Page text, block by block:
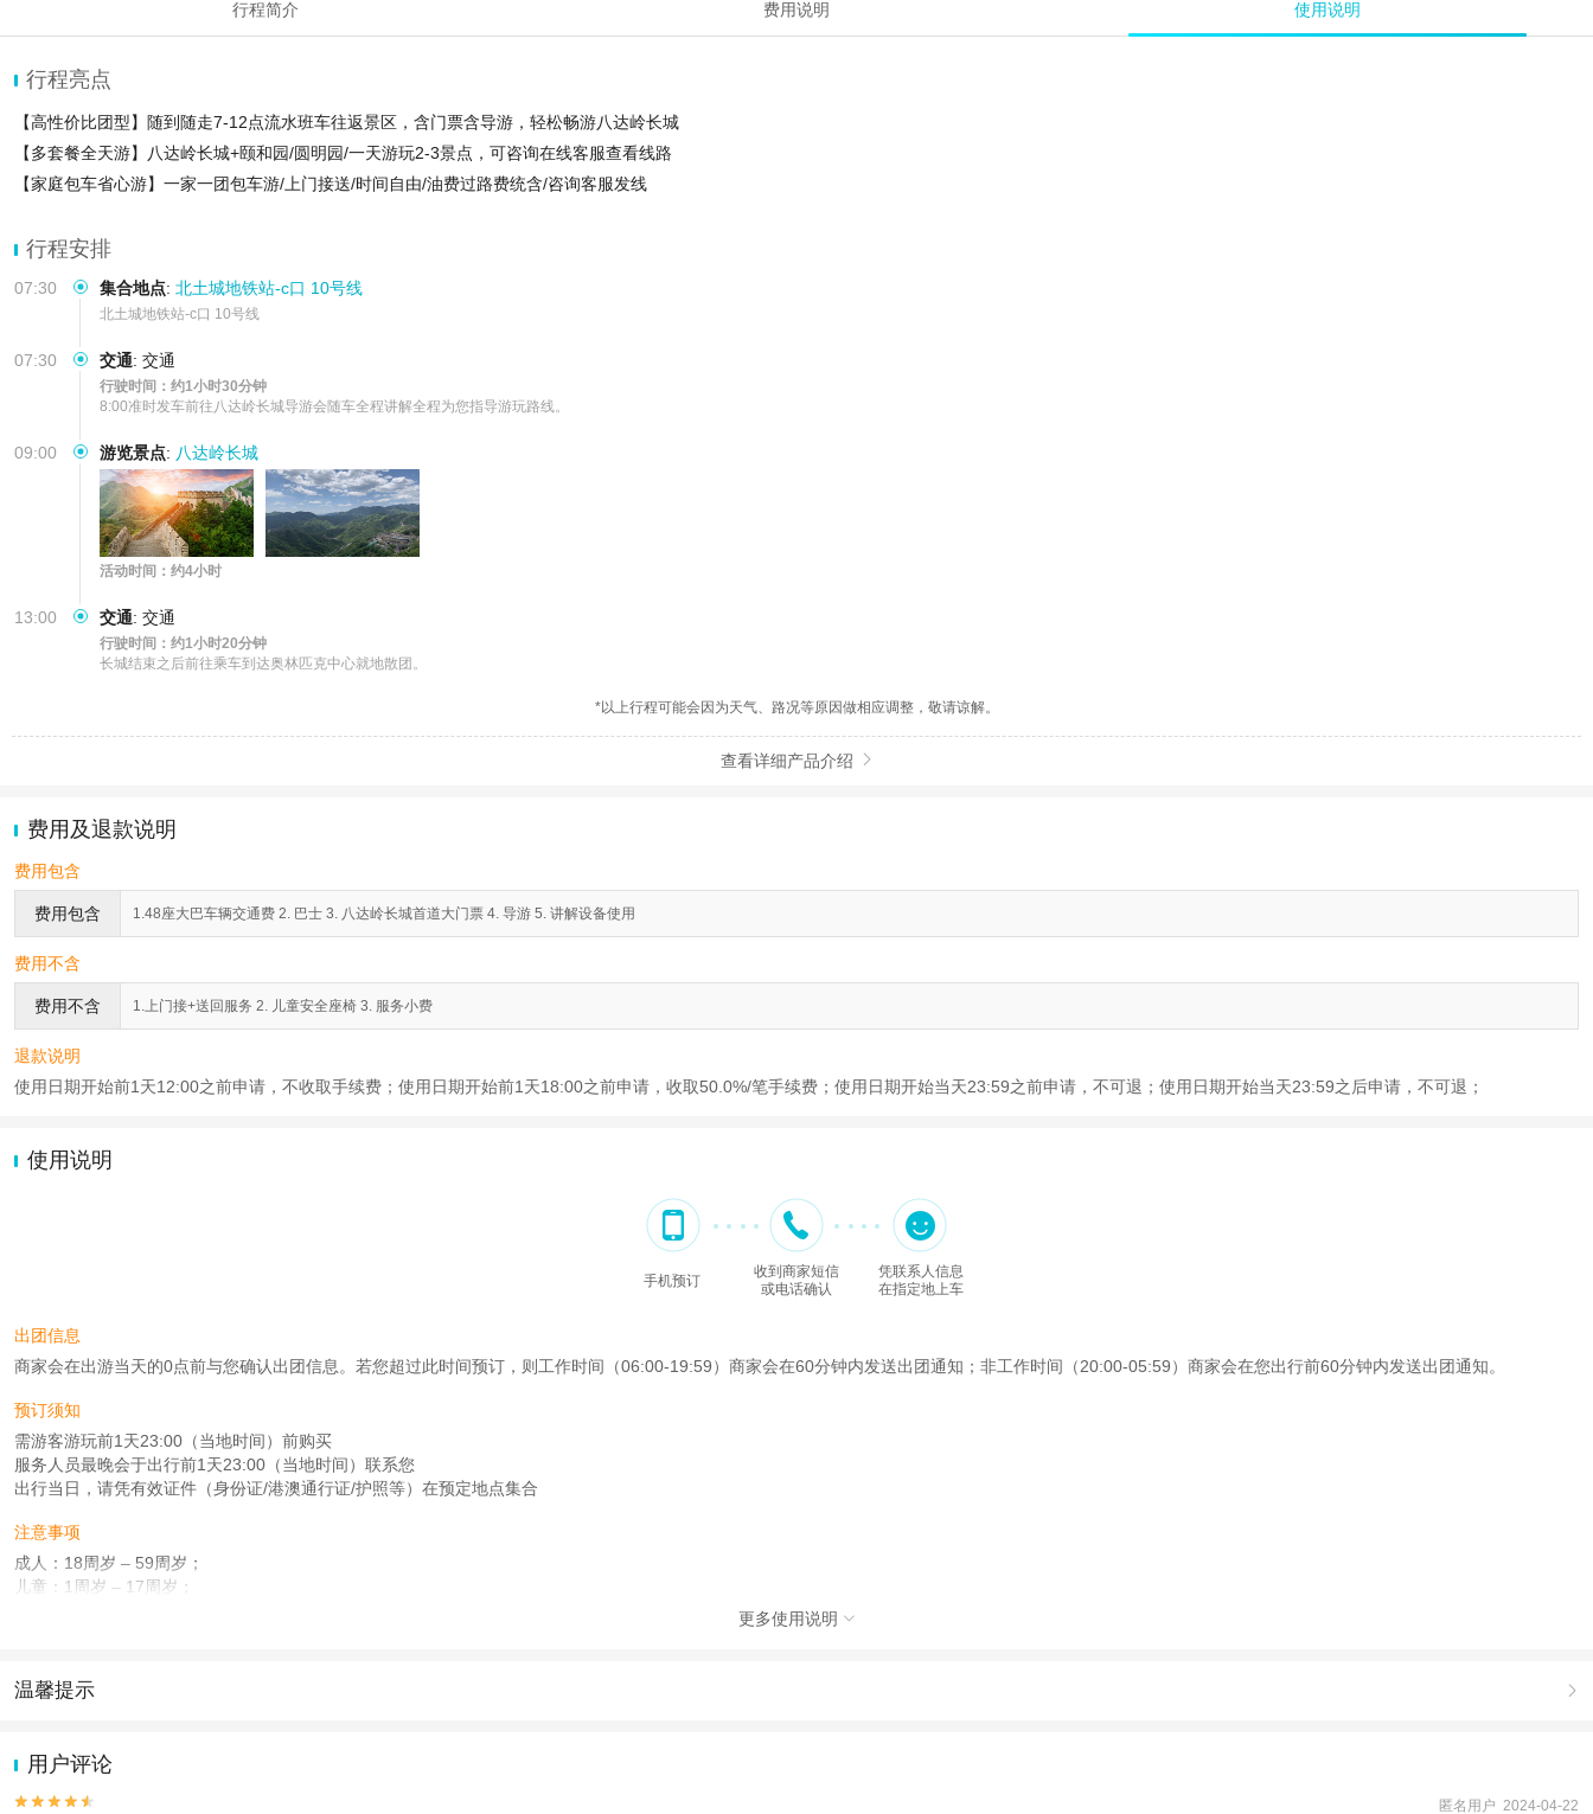
行程简介 费用说明 使用说明
行程亮点
【高性价比团型】随到随走7-12点流水班车往返景区，含门票含导游，轻松畅游八达岭长城
【多套餐全天游】八达岭长城+颐和园/圆明园/一天游玩2-3景点，可咨询在线客服查看线路
【家庭包车省心游】一家一团包车游/上门接送/时间自由/油费过路费统含/咨询客服发线
行程安排
07:30 集合地点: 北土城地铁站-c口 10号线
北土城地铁站-c口 10号线
07:30 交通: 交通
行驶时间：约1小时30分钟
8:00准时发车前往八达岭长城导游会随车全程讲解全程为您指导游玩路线。
09:00 游览景点: 八达岭长城
活动时间：约4小时
13:00 交通: 交通
行驶时间：约1小时20分钟
长城结束之后前往乘车到达奥林匹克中心就地散团。
*以上行程可能会因为天气、路况等原因做相应调整，敬请谅解。
查看详细产品介绍 
费用及退款说明
费用包含
费用包含 1.48座大巴车辆交通费 2. 巴士 3. 八达岭长城首道大门票 4. 导游 5. 讲解设备使用
费用不含
费用不含 1.上门接+送回服务 2. 儿童安全座椅 3. 服务小费
退款说明
使用日期开始前1天12:00之前申请，不收取手续费；使用日期开始前1天18:00之前申请，收取50.0%/笔手续费；使用日期开始当天23:59之前申请，不可退；使用日期开始当天23:59之后申请，不可退；
使用说明
手机预订
收到商家短信
或电话确认
凭联系人信息
在指定地上车
出团信息
商家会在出游当天的0点前与您确认出团信息。若您超过此时间预订，则工作时间（06:00-19:59）商家会在60分钟内发送出团通知；非工作时间（20:00-05:59）商家会在您出行前60分钟内发送出团通知。
预订须知
需游客游玩前1天23:00（当地时间）前购买
服务人员最晚会于出行前1天23:00（当地时间）联系您
出行当日，请凭有效证件（身份证/港澳通行证/护照等）在预定地点集合
注意事项
成人：18周岁 – 59周岁；
儿童：1周岁 – 17周岁；
本产品由青岛驿路同行国际旅行社有限公司代理招徕，委托社为北京宇遥国际旅行社有限公司，具体的旅游服务和操作由委托社及其有资质的地接社提供
更多使用说明 
温馨提示 
2.为普及旅游安全知识及旅游文明公约，使您的旅程顺利圆满完成，特制定
用户评论

 匿名用户 2024-04-22